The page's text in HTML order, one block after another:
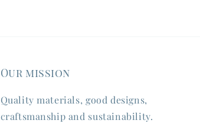
Our mission
Quality materials, good designs,
craftsmanship and sustainability.